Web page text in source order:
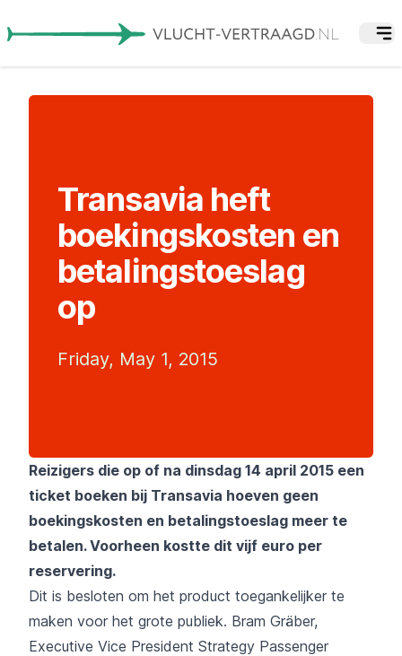
Transavia heft
boekingskosten en
betalingstoeslag
op
Friday, May 1, 2015
Reizigers die op of na dinsdag 14 april 2015 een
ticket boeken bij Transavia hoeven geen
boekingskosten en betalingstoeslag meer te
betalen. Voorheen kostte dit vijf euro per
reservering.
Dit is besloten om het product toegankelijker te
maken voor het grote publiek. Bram Gräber,
Executive Vice President Strategy Passenger